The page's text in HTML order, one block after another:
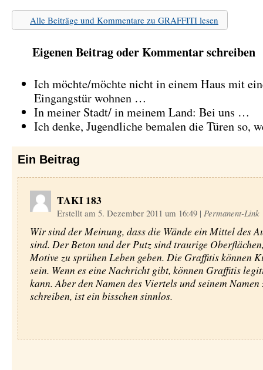
Alle Beiträge und Kommentare zu GRAFFITI lesen
Eigenen Beitrag oder Kommentar schreiben
Ich möchte/möchte nicht in einem Haus mit
Eingangstür wohnen …
In meiner Stadt/ in meinem Land: Bei uns …
Ich denke, Jugendliche bemalen die Türen so,
Ein Beitrag
TAKI 183
Erstellt am 5. Dezember 2011 um 16:49 | Permanent-Link
Wir sind der Meinung, dass die Wände ein Mittel des
sind. Der Beton und der Putz sind traurige
Motive zu sprühen Leben geben. Die Graffitis können
sein. Wenn es eine Nachricht gibt, können Graffitis
kann. Aber den Namen des Viertels und seinem Namen
schreiben, ist ein bisschen sinnlos.